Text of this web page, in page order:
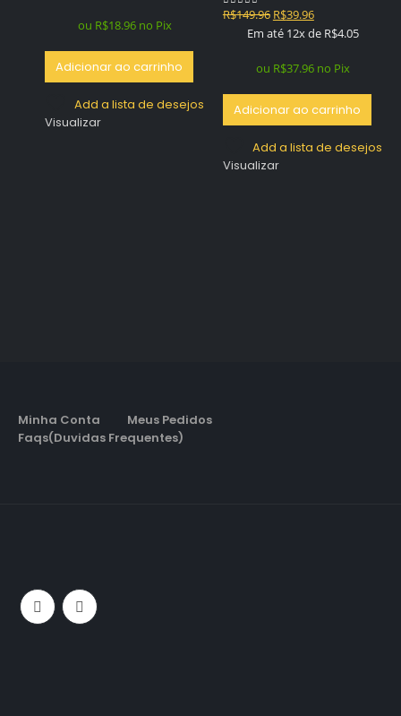
era:
é:
ou R$18.96 no Pix
Adicionar ao carrinho
Add a lista de desejos
Visualizar
0out of 5
R$149.96 O
preço
era:
R$39.96O
preço
é:
Em até 12x de R$4.05
ou R$37.96 no Pix
Adicionar ao carrinho
Add a lista de desejos
Visualizar
Minha Conta
Meus Pedidos
Faqs(Duvidas Frequentes)